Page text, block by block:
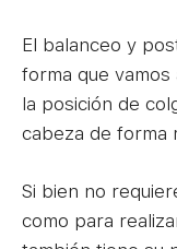
El balanceo y
forma que
la posición de
cabeza de forma
Si bien no
como para